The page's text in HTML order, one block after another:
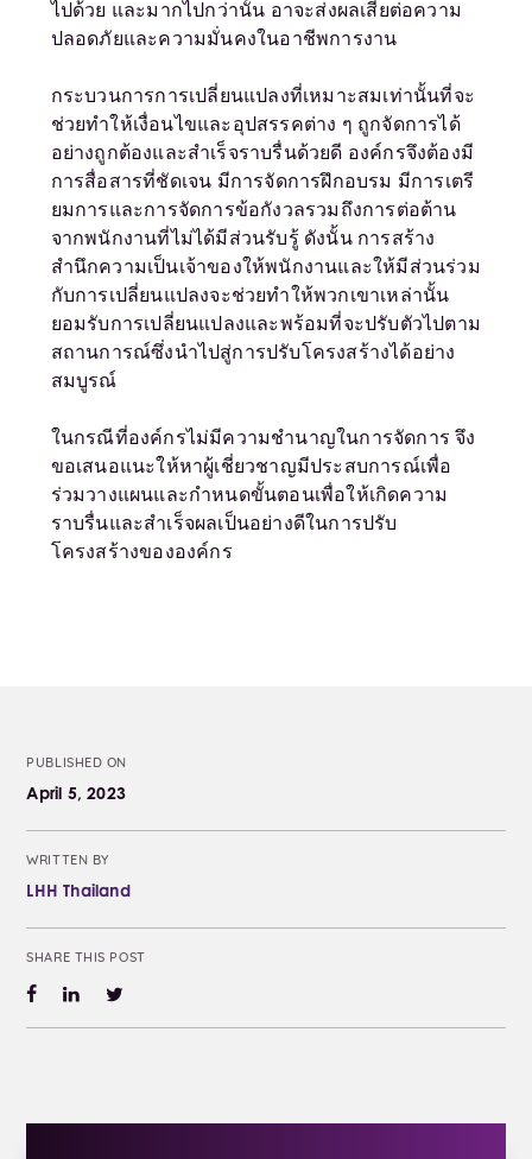
ไปด้วย และมากไปกว่านั้น อาจะส่งผลเสียต่อความ
ปลอดภัยและความมั่นคงในอาชีพการงาน
กระบวนการการเปลี่ยนแปลงที่เหมาะสมเท่านั้นที่จะ
ช่วยทำให้เงื่อนไขและอุปสรรคต่าง ๆ ถูกจัดการได้
อย่างถูกต้องและสำเร็จราบรื่นด้วยดี องค์กรจึงต้องมี
การสื่อสารที่ชัดเจน มีการจัดการฝึกอบรม มีการเตรี
ยมการและการจัดการข้อกังวลรวมถึงการต่อต้าน
จากพนักงานที่ไม่ได้มีส่วนรับรู้ ดังนั้น การสร้าง
สำนึกความเป็นเจ้าของให้พนักงานและให้มีส่วนร่วม
กับการเปลี่ยนแปลงจะช่วยทำให้พวกเขาเหล่านั้น
ยอมรับการเปลี่ยนแปลงและพร้อมที่จะปรับตัวไปตาม
สถานการณ์ซึ่งนำไปสู่การปรับโครงสร้างได้อย่าง
สมบูรณ์
ในกรณีที่องค์กรไม่มีความชำนาญในการจัดการ จึง
ขอเสนอแนะให้หาผู้เชี่ยวชาญมีประสบการณ์เพื่อ
ร่วมวางแผนและกำหนดขั้นตอนเพื่อให้เกิดความ
ราบรื่นและสำเร็จผลเป็นอย่างดีในการปรับ
โครงสร้างขององค์กร
PUBLISHED ON
April 5, 2023
WRITTEN BY
LHH Thailand
SHARE THIS POST